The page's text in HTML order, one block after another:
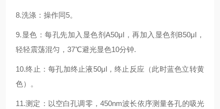
8.洗涤：操作同5。
9.显色：每孔先加入显色剂A50μl，再加入显色剂B50μl，
轻轻震荡混匀，37℃避光显色10分钟.
10.终止：每孔加终止液50μl，终止反应（此时蓝色立转黄
色）。
11.测定：以空白孔调零，450nm波长依序测量各孔的吸光